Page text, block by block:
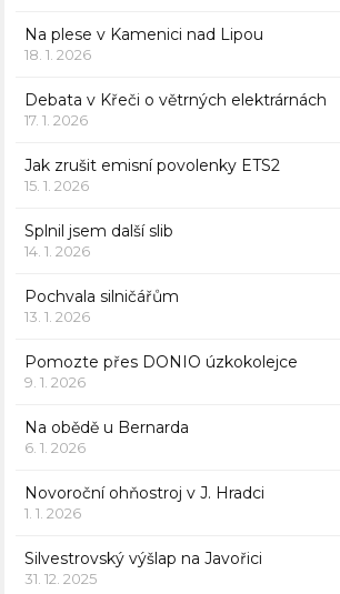
Na plese v Kamenici nad Lipou
18. 1. 2026
Debata v Křeči o větrných elektrárnách
17. 1. 2026
Jak zrušit emisní povolenky ETS2
15. 1. 2026
Splnil jsem další slib
14. 1. 2026
Pochvala silničářům
13. 1. 2026
Pomozte přes DONIO úzkokolejce
9. 1. 2026
Na obědě u Bernarda
6. 1. 2026
Novoroční ohňostroj v J. Hradci
1. 1. 2026
Silvestrovský výšlap na Javořici
31. 12. 2025